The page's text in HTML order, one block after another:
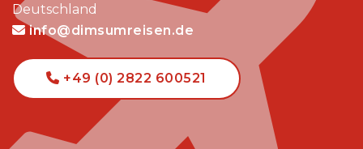
Deutschland
info@dimsumreisen.de
+49 (0) 2822 600521